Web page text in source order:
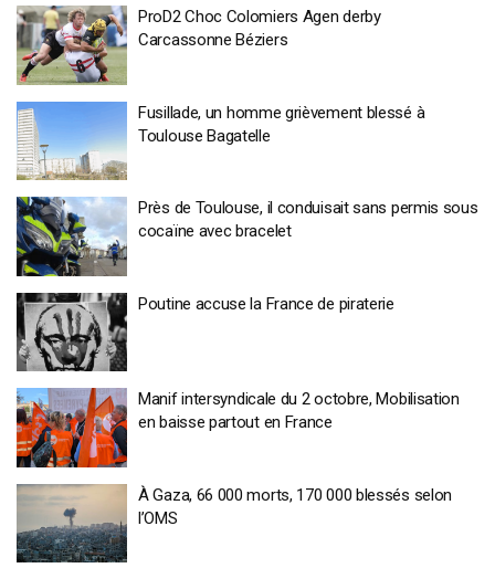
ProD2 Choc Colomiers Agen derby
Carcassonne Béziers
Fusillade, un homme grièvement blessé à
Toulouse Bagatelle
Près de Toulouse, il conduisait sans permis sous
cocaïne avec bracelet
Poutine accuse la France de piraterie
Manif intersyndicale du 2 octobre, Mobilisation
en baisse partout en France
À Gaza, 66 000 morts, 170 000 blessés selon
l’OMS